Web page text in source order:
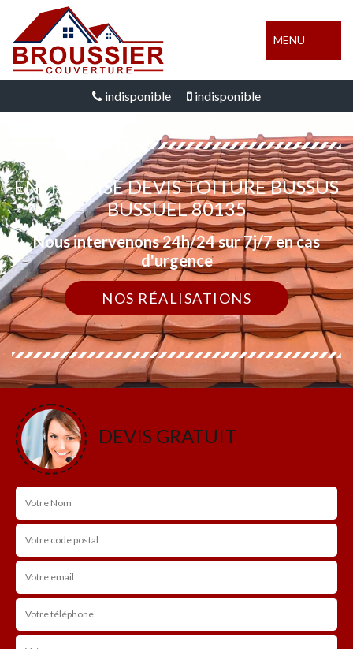
MENU
indisponible indisponible
ENTREPRISE DEVIS TOITURE BUSSUS
BUSSUEL 80135
Nous intervenons 24h/24 sur 7j/7 en cas
d'urgence
NOS RÉALISATIONS
DEVIS GRATUIT